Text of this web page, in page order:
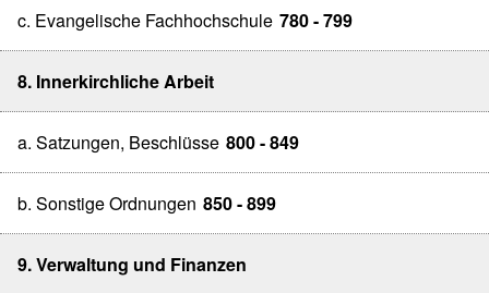
c. Evangelische Fachhochschule 780 - 799
8. Innerkirchliche Arbeit
a. Satzungen, Beschlüsse 800 - 849
b. Sonstige Ordnungen 850 - 899
9. Verwaltung und Finanzen